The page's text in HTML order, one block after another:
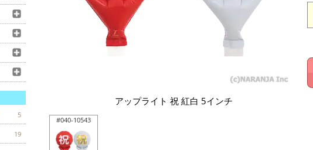
5
19
アップライト 祝 紅白 5インチ
#040-10543